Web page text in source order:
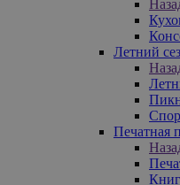
Летний
Печатная